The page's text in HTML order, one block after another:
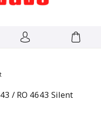
/ RO 4643 Silent